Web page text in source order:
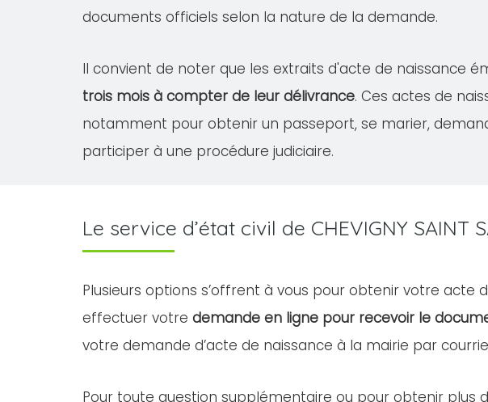
documents officiels selon la nature de la demande.
Il convient de noter que les extraits d'acte de naissance
trois mois à compter de leur délivrance. Ces actes de
notamment pour obtenir un passeport, se marier,
participer à une procédure judiciaire.
Le service d’état civil de CHEVIGNY SAINT
Plusieurs options s’offrent à vous pour obtenir votre acte de
effectuer votre demande en ligne pour recevoir le
votre demande d’acte de naissance à la mairie par
Pour toute question supplémentaire ou pour obtenir plus